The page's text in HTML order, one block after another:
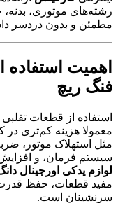
رشته‌های موتوری،
مطمئن و بدون دردسر
اهمیت استفاده
فنگ ریچ
استفاده از قطعات
معمولا هزینه کم‌تری
مثل استهلاک موتور،
سیستم فرمان، و
لوازم یدکی اورجینال
مفید قطعات، حفظ قدرت
سرنشینان است.